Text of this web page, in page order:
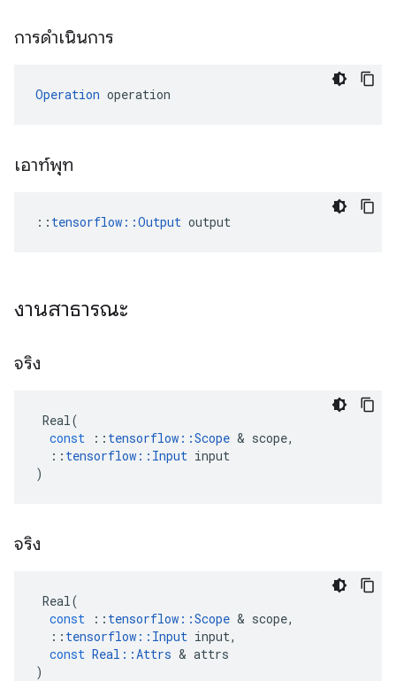
การดำเนินการ
Operation operation
เอาท์พุท
:: tensorflow::Output output
งานสาธารณะ
จริง
Real(
const
:: tensorflow ::Scope & scope,
:: tensorflow :: Input input
)
จริง
Real(
const
:: tensorflow ::Scope & scope,
:: tensorflow :: Input input,
const Real ::Attrs & attrs
)